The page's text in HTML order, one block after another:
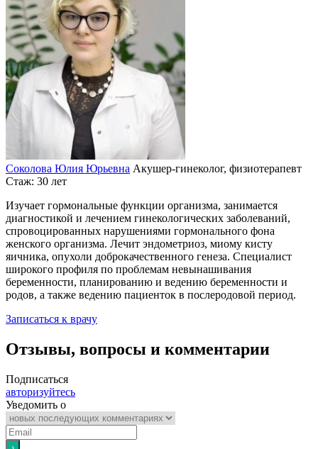
Соколова Юлия Юрьевна Акушер-гинеколог, физиотерапевт
Стаж: 30 лет
Изучает гормональные функции организма, занимается
диагностикой и лечением гинекологических заболеваний,
спровоцированных нарушениями гормонального фона
женского организма. Лечит эндометриоз, миому кисту
яичника, опухоли доброкачественного генеза. Специалист
широкого профиля по проблемам невынашивания
беременности, планированию и ведению беременности и
родов, а также ведению пациенток в послеродовой период.
Записаться к врачу
Отзывы, вопросы и комментарии
Подписаться
авторизуйтесь
Уведомить о